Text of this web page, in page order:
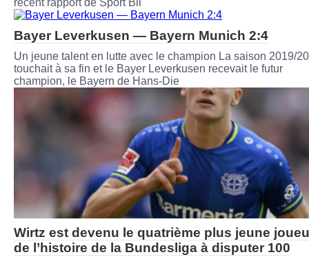
récent rapport de Sport Bil
Bayer Leverkusen — Bayern Munich 2:4
Un jeune talent en lutte avec le champion La saison 2019/20
touchait à sa fin et le Bayer Leverkusen recevait le futur
champion, le Bayern de Hans-Die
Wirtz est devenu le quatrième plus jeune
de l’histoire de la Bundesliga à disputer 100